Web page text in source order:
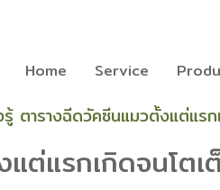
Home Service
ตารางฉีดวัคซีนแมวตั้งแต่แรก
ต่แรกเกิดจนโตเ